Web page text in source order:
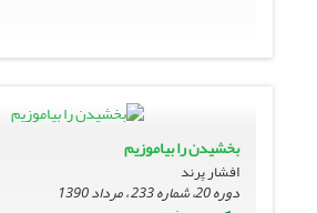
بخشیدن را بیاموزیم
افشار پرند
دوره 20، شماره 233 ، مرداد 1390